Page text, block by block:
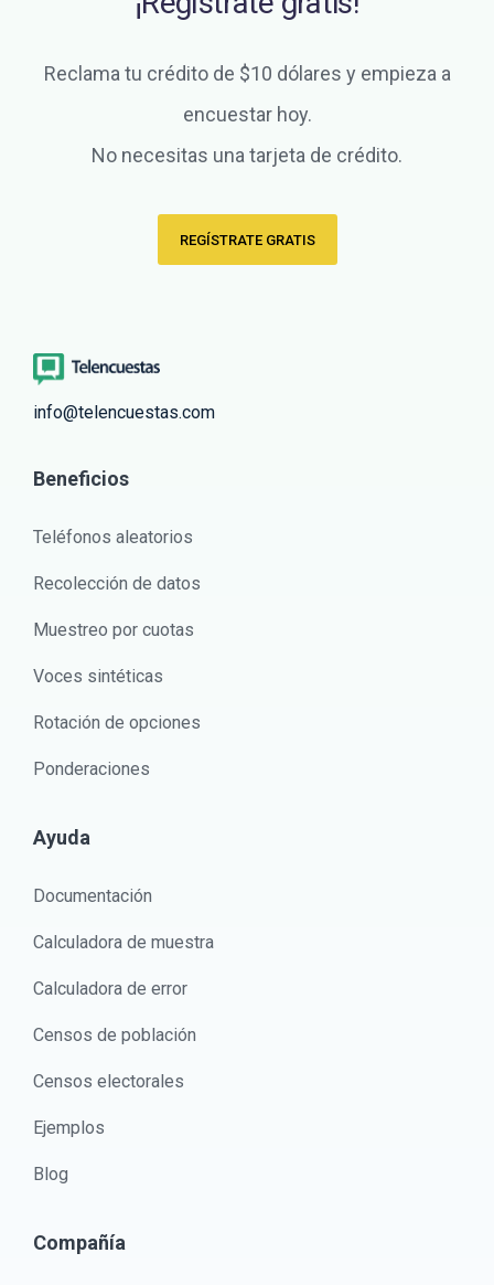
Reclama tu crédito de $10 dólares y empieza a
encuestar hoy.
No necesitas una tarjeta de crédito.
REGÍSTRATE GRATIS
info@telencuestas.com
Beneficios
Teléfonos aleatorios
Recolección de datos
Muestreo por cuotas
Voces sintéticas
Rotación de opciones
Ponderaciones
Ayuda
Documentación
Calculadora de muestra
Calculadora de error
Censos de población
Censos electorales
Ejemplos
Blog
Compañía